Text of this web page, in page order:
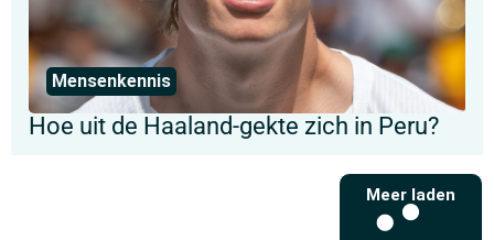
Mensenkennis
Hoe uit de Haaland-gekte zich in Peru?
Meer laden